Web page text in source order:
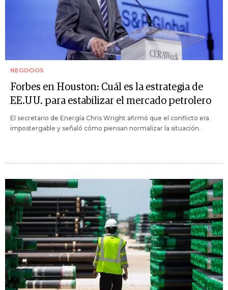
NEGOCIOS
Forbes en Houston: Cuál es la estrategia de
EE.UU. para estabilizar el mercado petrolero
El secretario de Energía Chris Wright afirmó que el conflicto era
impostergable y señaló cómo piensan normalizar la situación.